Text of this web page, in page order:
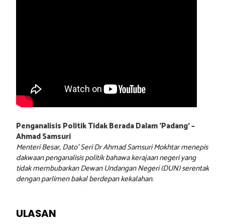
Penganalisis Politik Tidak Berada Dalam ‘Padang’ –
Ahmad Samsuri
Menteri Besar, Dato’ Seri Dr Ahmad Samsuri Mokhtar menepis
dakwaan penganalisis politik bahawa kerajaan negeri yang
tidak membubarkan Dewan Undangan Negeri (DUN) serentak
dengan parlimen bakal berdepan kekalahan.
ULASAN